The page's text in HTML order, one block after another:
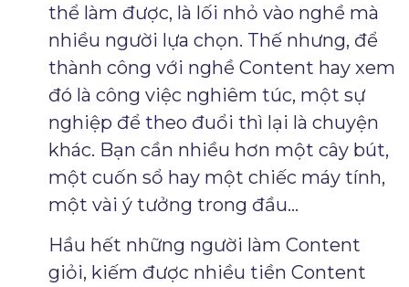
thể làm được, là lối nhỏ vào nghề mà
nhiều người lựa chọn. Thế nhưng, để
thành công với nghề Content hay xem
đó là công việc nghiêm túc, một sự
nghiệp để theo đuổi thì lại là chuyện
khác. Bạn cần nhiều hơn một cây bút,
một cuốn sổ hay một chiếc máy tính,
một vài ý tưởng trong đầu…
Hầu hết những người làm Content
giỏi, kiếm được nhiều tiền Content